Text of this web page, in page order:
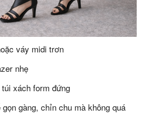
váy midi trơn
nhẹ
xách form đứng
gàng, chỉn chu mà không quá